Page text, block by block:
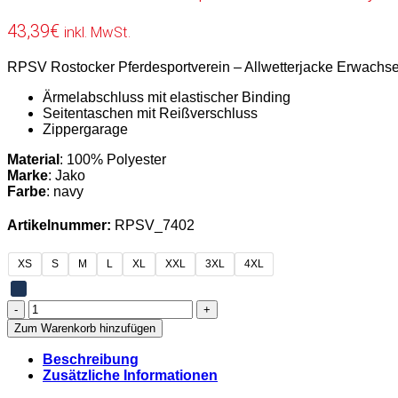
43,39€ inkl. MwSt.
RPSV Rostocker Pferdesportverein – Allwetterjacke
Ärmelabschluss mit elastischer Binding
Seitentaschen mit Reißverschluss
Zippergarage
Material : 100% Polyester
Marke: Jako
Farbe: navy
Artikelnummer: RPSV_7402
XS S M L XL XXL 3XL 4XL
RPSV
Rostocker
Pferdesportverein
-
Allwetterjacke
Erwachsene
Zum Warenkorb hinzufügen
Beschreibung
Zusätzliche Informationen